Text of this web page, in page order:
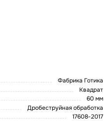
Фабрика Готика
Квадрат
60 мм
Дробеструйная обработка
17608-2017